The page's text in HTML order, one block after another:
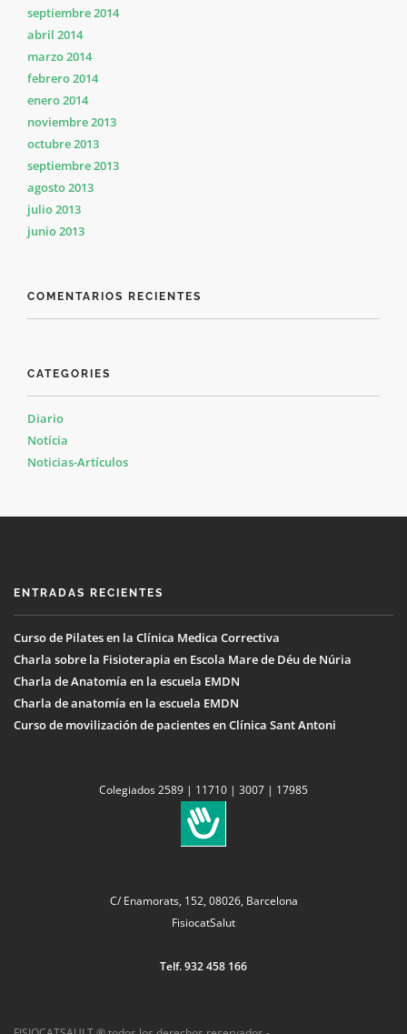
septiembre 2014
abril 2014
marzo 2014
febrero 2014
enero 2014
noviembre 2013
octubre 2013
septiembre 2013
agosto 2013
julio 2013
junio 2013
COMENTARIOS RECIENTES
CATEGORIES
Diario
Notícia
Noticias-Artículos
ENTRADAS RECIENTES
Curso de Pilates en la Clínica Medica Correctiva
Charla sobre la Fisioterapia en Escola Mare de Déu de Núria
Charla de Anatomía en la escuela EMDN
Charla de anatomía en la escuela EMDN
Curso de movilización de pacientes en Clínica Sant Antoni
Colegiados 2589 | 11710 | 3007 | 17985
C/ Enamorats, 152, 08026, Barcelona
FisiocatSalut
Telf. 932 458 166